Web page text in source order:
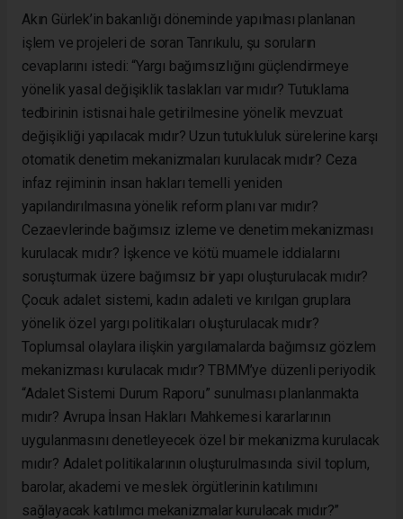
Akın Gürlek’in bakanlığı döneminde yapılması planlanan
işlem ve projeleri de soran Tanrıkulu, şu soruların
cevaplarını istedi: “Yargı bağımsızlığını güçlendirmeye
yönelik yasal değişiklik taslakları var mıdır? Tutuklama
tedbirinin istisnai hale getirilmesine yönelik mevzuat
değişikliği yapılacak mıdır? Uzun tutukluluk sürelerine karşı
otomatik denetim mekanizmaları kurulacak mıdır? Ceza
infaz rejiminin insan hakları temelli yeniden
yapılandırılmasına yönelik reform planı var mıdır?
Cezaevlerinde bağımsız izleme ve denetim mekanizması
kurulacak mıdır? İşkence ve kötü muamele iddialarını
soruşturmak üzere bağımsız bir yapı oluşturulacak mıdır?
Çocuk adalet sistemi, kadın adaleti ve kırılgan gruplara
yönelik özel yargı politikaları oluşturulacak mıdır?
Toplumsal olaylara ilişkin yargılamalarda bağımsız gözlem
mekanizması kurulacak mıdır? TBMM’ye düzenli periyodik
“Adalet Sistemi Durum Raporu” sunulması planlanmakta
mıdır? Avrupa İnsan Hakları Mahkemesi kararlarının
uygulanmasını denetleyecek özel bir mekanizma kurulacak
mıdır? Adalet politikalarının oluşturulmasında sivil toplum,
barolar, akademi ve meslek örgütlerinin katılımını
sağlayacak katılımcı mekanizmalar kurulacak mıdır?”